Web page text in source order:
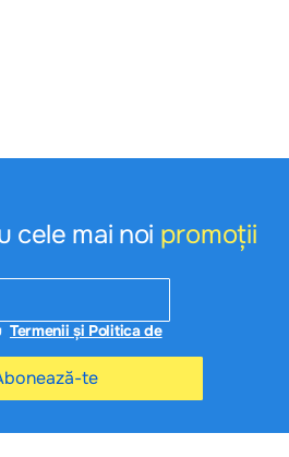
cele mai noi promoții
Termenii și Politica de
te